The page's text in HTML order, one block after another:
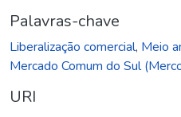
Palavras-chave
Liberalização comercial, Meio
Mercado Comum do Sul
URI